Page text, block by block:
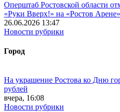
Оперштаб Ростовской области
«Руки Вверх!» на «Ростов
26.06.2026 13:47
Новости рубрики
Город
На украшение Ростова ко Дню
рублей
вчера, 16:08
Новости рубрики